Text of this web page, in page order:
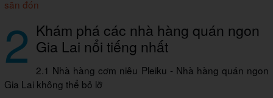
săn đón
2 Khám phá các nhà hàng quán ngon
Gia Lai nổi tiếng nhất
2.1 Nhà hàng cơm niêu Pleiku - Nhà hàng quán ngon
Gia Lai không thể bỏ lỡ